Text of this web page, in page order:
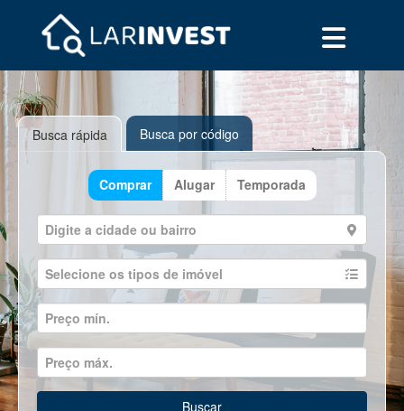
Busca rápida Busca por código
Comprar Alugar Temporada